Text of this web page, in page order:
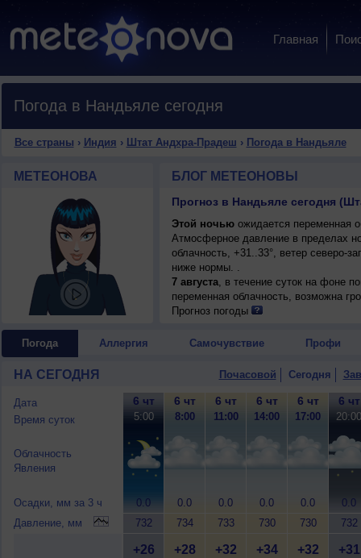
Главная
Погода в Нандьяле сегодня
Все страны › Индия › Штат Андхра-Прадеш › Погода в Нандьяле
МЕТЕОНОВА БЛОГ МЕТЕОНОВЫ
Прогноз в Нандьяле сегодня
Этой ночьюожидается переменная
Атмосферное давление в пределах
облачность, +31..33°, ветер северо-
ниже нормы. .
7 августа, в течение суток на фоне
переменная облачность, возможна
северо-западный, умеренный.
Прогноз погоды
Погода Аллергия Самочувствие Профи
НА СЕГОДНЯ Почасовой Сегодня
Дата
Время суток
Облачность
Явления
Осадки, мм за 3 ч
Давление, мм
6 чт
5:00
0.0
732
+26
6 чт
8:00
0.0
734
+28
6 чт
11:00
0.0
733
+32
6 чт
14:00
0.0
730
+34
6 чт
17:00
0.0
730
+32
6 чт
20:00
0.0
732
+31